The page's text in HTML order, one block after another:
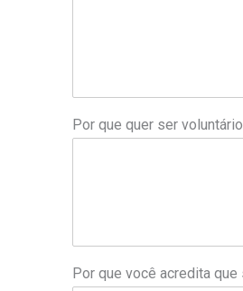
Por que quer ser
Por que você acredita